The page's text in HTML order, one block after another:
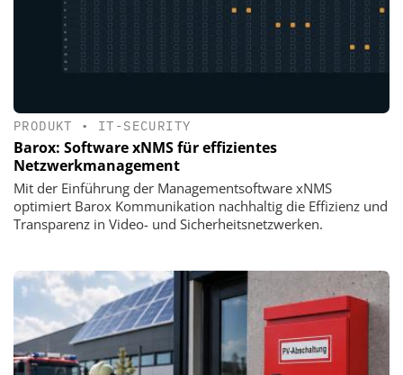
PRODUKT • IT-SECURITY
Barox: Software xNMS für effizientes
Netzwerkmanagement
Mit der Einführung der Managementsoftware xNMS
optimiert Barox Kommunikation nachhaltig die Effizienz und
Transparenz in Video- und Sicherheitsnetzwerken.